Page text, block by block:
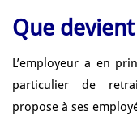
Que
L’employeur a en
particulier de
propose à ses